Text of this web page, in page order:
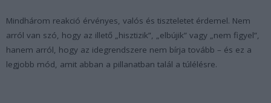
Mindhárom reakció érvényes, valós és tiszteletet érdemel. Nem
arról van szó, hogy az illető „hisztizik”, „elbújik” vagy „nem figyel”,
hanem arról, hogy az idegrendszere nem bírja tovább – és ez a
legjobb mód, amit abban a pillanatban talál a túlélésre.